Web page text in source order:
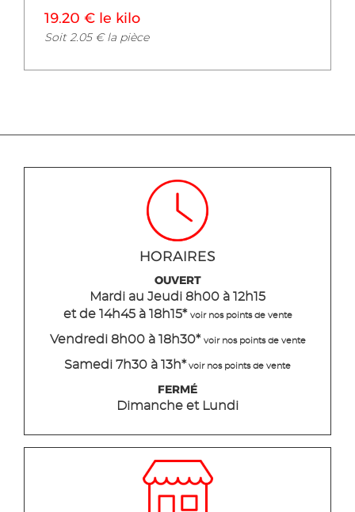
19.20 € le kilo
Soit 2.05 € la pièce
HORAIRES
OUVERT
Mardi au Jeudi 8h00 à 12h15
et de 14h45 à 18h15* voir nos points de vente
Vendredi 8h00 à 18h30* voir nos points de vente
Samedi 7h30 à 13h* voir nos points de vente
FERMÉ
Dimanche et Lundi